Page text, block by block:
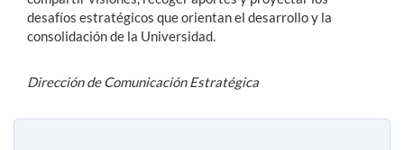
desafíos estratégicos que orientan el desarrollo y la
consolidación de la Universidad.
Dirección de Comunicación Estratégica